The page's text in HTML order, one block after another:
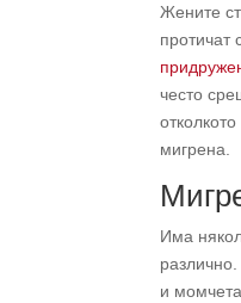
Жените
протичат
често
мигрена.
Има
и